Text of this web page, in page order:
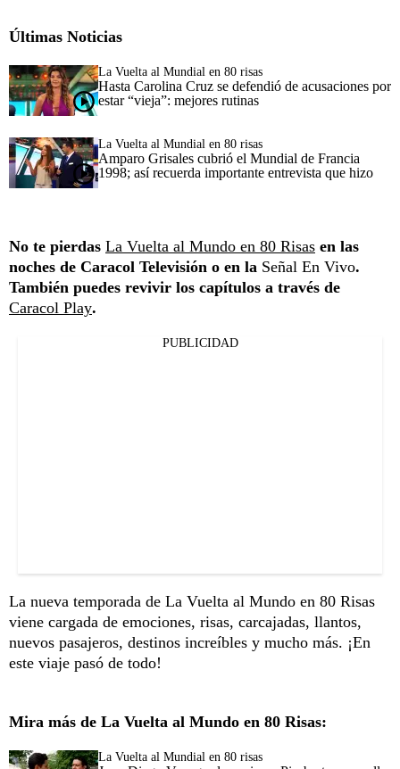
Últimas Noticias
La Vuelta al Mundial en 80 risas
Hasta Carolina Cruz se defendió de acusaciones por
estar “vieja”: mejores rutinas
La Vuelta al Mundial en 80 risas
Amparo Grisales cubrió el Mundial de Francia
1998; así recuerda importante entrevista que hizo
No te pierdas La Vuelta al Mundo en 80 Risas en las
noches de Caracol Televisión o en la Señal En Vivo.
También puedes revivir los capítulos a través de
Caracol Play.
PUBLICIDAD
La nueva temporada de La Vuelta al Mundo en 80 Risas
viene cargada de emociones, risas, carcajadas, llantos,
nuevos pasajeros, destinos increíbles y mucho más. ¡En
este viaje pasó de todo!
Mira más de La Vuelta al Mundo en 80 Risas:
La Vuelta al Mundial en 80 risas